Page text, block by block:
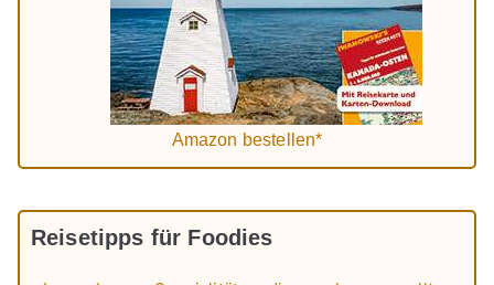
Amazon bestellen*
Reisetipps für Foodies